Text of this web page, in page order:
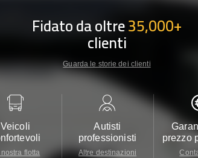
Fidato da oltre35,000+
clienti
Guarda le storie dei clienti
Veicoli
nostra flotta
Autisti
professionisti
Altre destinazioni
prezzo